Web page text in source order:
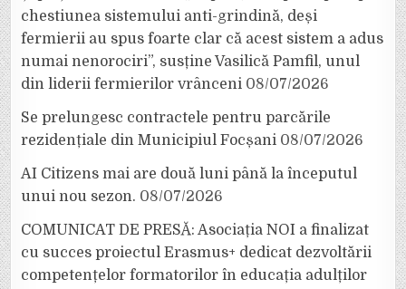
chestiunea sistemului anti-grindină, deși
fermierii au spus foarte clar că acest sistem a adus
numai nenorociri”, susține Vasilică Pamfil, unul
din liderii fermierilor vrânceni 08/07/2026
Se prelungesc contractele pentru parcările
rezidențiale din Municipiul Focșani 08/07/2026
AI Citizens mai are două luni până la începutul
unui nou sezon. 08/07/2026
COMUNICAT DE PRESĂ: Asociația NOI a finalizat
cu succes proiectul Erasmus+ dedicat dezvoltării
competențelor formatorilor în educația adulților